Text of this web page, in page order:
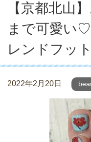
【京都北山
まで可愛い
レンドフッ
2022年2月20日